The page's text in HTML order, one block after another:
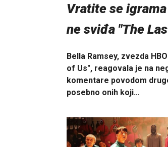
Vratite se
ne sviđa "The
Bella Ramsey, zvezda
of Us", reagovala je na
komentare povodom
posebno onih koji…